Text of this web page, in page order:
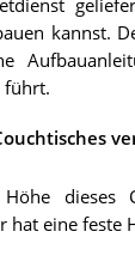
kannst.
führt.
dieses
hat eine feste